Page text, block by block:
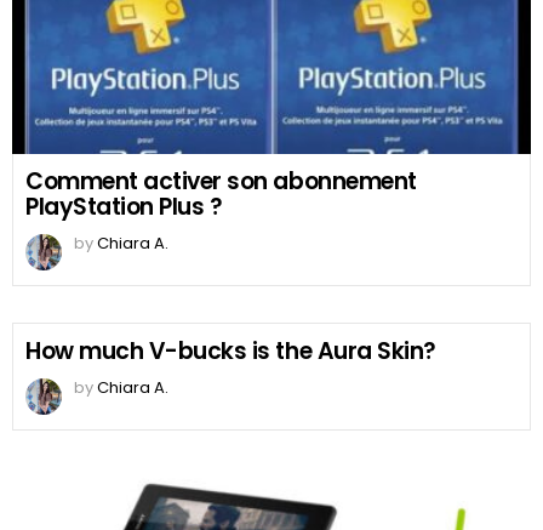
Comment activer son abonnement
PlayStation Plus ?
byChiara A.
How much V-bucks is the Aura Skin?
byChiara A.